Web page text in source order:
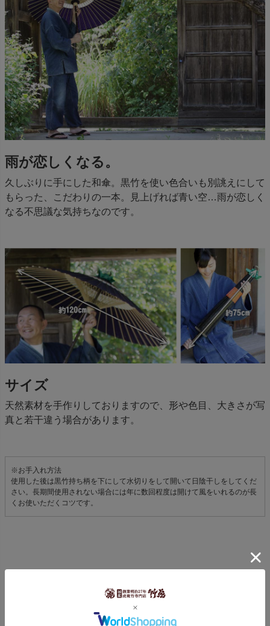
雨が恋しくなる。
久しぶりに手にした和傘。黒竹を使い色合いも別誂えにして
もらった、こだわりの一本。見上げれば青い空…雨が恋しく
なる不思議な気持ちなのです。
サイズ
天然素材を手作りしておりますので、形や色目、大きさが写
真と若干違う場合があります。
※お手入れ方法
使用した後は黒竹持ち柄を下にして水切りをして開いて日陰干しをしてくだ
さい。長期間使用されない場合には年に数回程度は開けて風をいれるのが長
くお使いただくコツです。